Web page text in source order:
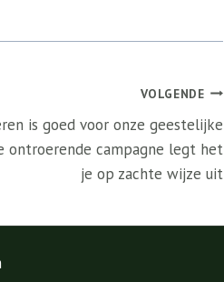
VOLGENDE
is goed voor onze geestelijke
ontroerende campagne legt het
je op zachte wijze uit